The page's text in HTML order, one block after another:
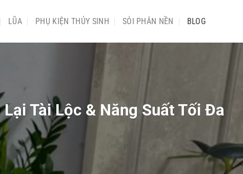
LŨA PHỤ KIỆN THỦY SINH SỎI PHÂN NỀN BLOG
Tài Lộc & Năng Suất Tối Đa